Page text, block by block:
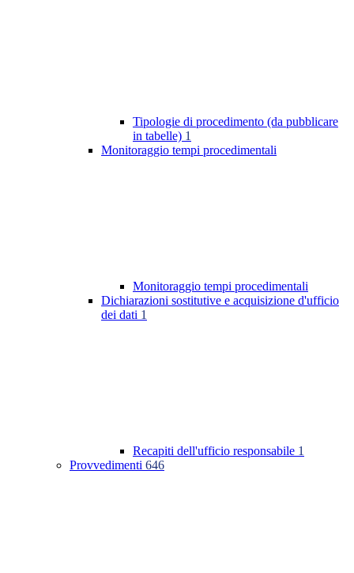
Tipologie di procedimento (da pubblicare
in tabelle) 1
Monitoraggio tempi procedimentali
Monitoraggio tempi procedimentali
Dichiarazioni sostitutive e acquisizione d'ufficio
dei dati 1
Recapiti dell'ufficio responsabile 1
Provvedimenti 646